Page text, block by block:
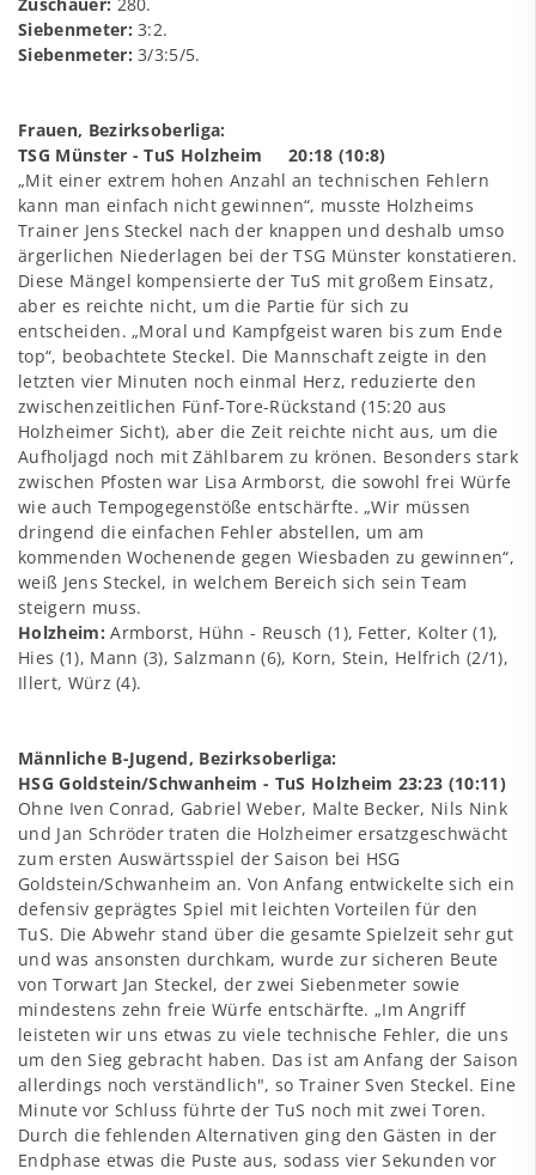
Siebenmeter: 3:2.
Siebenmeter: 3/3:5/5.
Frauen, Bezirksoberliga:
TSG Münster - TuS Holzheim 20:18 (10:8)
„Mit einer extrem hohen Anzahl an technischen Fehlern
kann man einfach nicht gewinnen“, musste Holzheims
Trainer Jens Steckel nach der knappen und deshalb umso
ärgerlichen Niederlagen bei der TSG Münster konstatieren.
Diese Mängel kompensierte der TuS mit großem Einsatz,
aber es reichte nicht, um die Partie für sich zu
entscheiden. „Moral und Kampfgeist waren bis zum Ende
top“, beobachtete Steckel. Die Mannschaft zeigte in den
letzten vier Minuten noch einmal Herz, reduzierte den
zwischenzeitlichen Fünf-Tore-Rückstand (15:20 aus
Holzheimer Sicht), aber die Zeit reichte nicht aus, um die
Aufholjagd noch mit Zählbarem zu krönen. Besonders stark
zwischen Pfosten war Lisa Armborst, die sowohl frei Würfe
wie auch Tempogegenstöße entschärfte. „Wir müssen
dringend die einfachen Fehler abstellen, um am
kommenden Wochenende gegen Wiesbaden zu gewinnen“,
weiß Jens Steckel, in welchem Bereich sich sein Team
steigern muss.
Holzheim: Armborst, Hühn - Reusch (1), Fetter, Kolter (1),
Hies (1), Mann (3), Salzmann (6), Korn, Stein, Helfrich (2/1),
Illert, Würz (4).
Männliche B-Jugend, Bezirksoberliga:
HSG Goldstein/Schwanheim - TuS Holzheim 23:23 (10:11)
Ohne Iven Conrad, Gabriel Weber, Malte Becker, Nils Nink
und Jan Schröder traten die Holzheimer ersatzgeschwächt
zum ersten Auswärtsspiel der Saison bei HSG
Goldstein/Schwanheim an. Von Anfang entwickelte sich ein
defensiv geprägtes Spiel mit leichten Vorteilen für den
TuS. Die Abwehr stand über die gesamte Spielzeit sehr gut
und was ansonsten durchkam, wurde zur sicheren Beute
von Torwart Jan Steckel, der zwei Siebenmeter sowie
mindestens zehn freie Würfe entschärfte. „Im Angriff
leisteten wir uns etwas zu viele technische Fehler, die uns
um den Sieg gebracht haben. Das ist am Anfang der Saison
allerdings noch verständlich", so Trainer Sven Steckel. Eine
Minute vor Schluss führte der TuS noch mit zwei Toren.
Durch die fehlenden Alternativen ging den Gästen in der
Endphase etwas die Puste aus, sodass vier Sekunden vor